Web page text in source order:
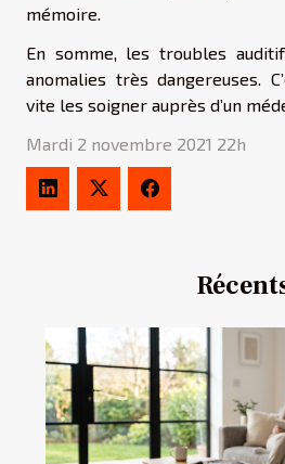
mémoire.
En somme, les troubles
anomalies très dangereuses.
vite les soigner auprès d’un
Mardi 2 novembre 2021 22h